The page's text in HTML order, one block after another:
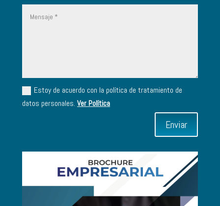
Estoy de acuerdo con la política de tratamiento de
datos personales.Ver Política
Enviar